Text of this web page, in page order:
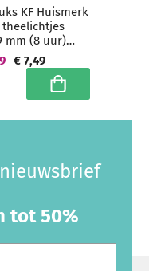
KF Huismerk
mm (8 uur)
kwaliteit
€ 7,49
In winkelwagen
tot 50%